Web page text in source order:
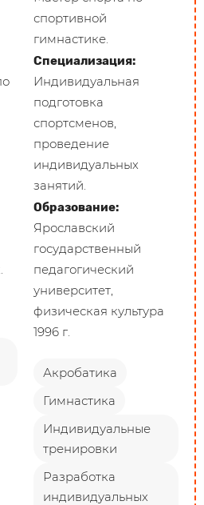
спортивной
гимнастике.
Специализация:
Индивидуальная
подготовка
спортсменов,
проведение
индивидуальных
занятий.
Образование:
Ярославский
государственный
педагогический
университет,
физическая культура
1996 г.
Акробатика
Гимнастика
Индивидуальные
тренировки
Разработка
индивидуальных